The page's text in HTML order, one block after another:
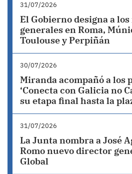
31/07/2026
El Gobierno designa a
generales en Roma,
Toulouse y Perpiñán
30/07/2026
Miranda acompañó a los
‘Conecta con Galicia no
su etapa final hasta la
31/07/2026
La Junta nombra a José
Romo nuevo director
Global